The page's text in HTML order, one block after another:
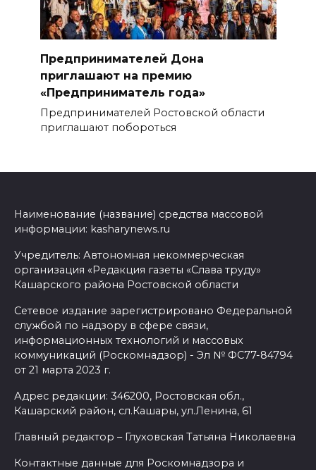
Предпринимателей Дона
приглашают на премию
«Предприниматель года»
Предпринимателей Ростовской области
приглашают побороться
Наименование (название) средства массовой
информации: kasharynews.ru
Учредитель: Автономная некоммерческая
организация «Редакция газеты «Слава труду»
Кашарского района Ростовской области
Сетевое издание зарегистрировано Федеральной
службой по надзору в сфере связи,
информационных технологий и массовых
коммуникаций (Роскомнадзор) - Эл № ФС77-84794
от 21 марта 2023 г.
Адрес редакции: 346200, Ростовская обл.,
Кашарский район, сл.Кашары, ул.Ленина, 61
Главный редактор – Глуховская Татьяна Николаевна
Контактные данные для Роскомнадзора и